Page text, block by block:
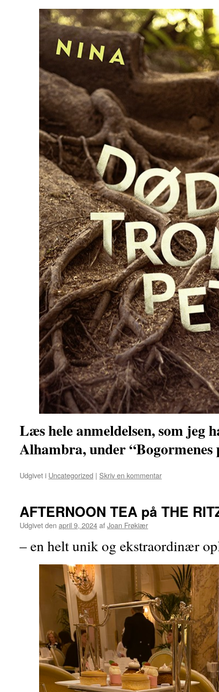
Læs hele anmeldelsen, som jeg
Alhambra, under “Bogormenes
Udgivet i Uncategorized | Skriv en kommentar
AFTERNOON TEA på THE
Udgivet den april 9, 2024afJoan Frøkiær
– en helt unik og ekstraordinær